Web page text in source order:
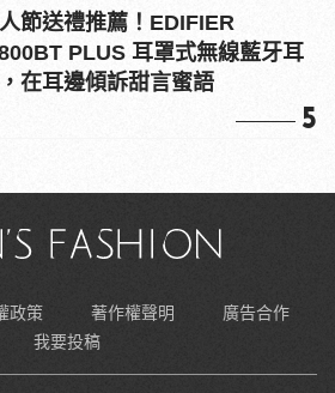
節送禮推薦！EDIFIER
PLUS 耳罩式無線藍牙耳
在耳邊傾訴甜言蜜語
5
政策 著作權聲明
廣告合作
我要投稿